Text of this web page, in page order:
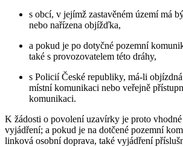
s obcí, v jejímž zastavěném území má
nebo nařízena objížďka,
a pokud je po dotyčné pozemní
také s provozovatelem této dráhy,
s Policií České republiky, má-li
místní komunikaci nebo veřejně
komunikaci.
K žádosti o povolení uzavírky je proto
vyjádření; a pokud je na dotčené pozemní
linková osobní doprava, také vyjádření